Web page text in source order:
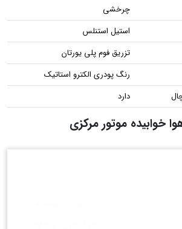
چرخشی
استیل استنلس
تزریق فوم پلی یورتان
رنگ پودری الکترو استاتیک
دارد
خوابیده موتور مرکزی